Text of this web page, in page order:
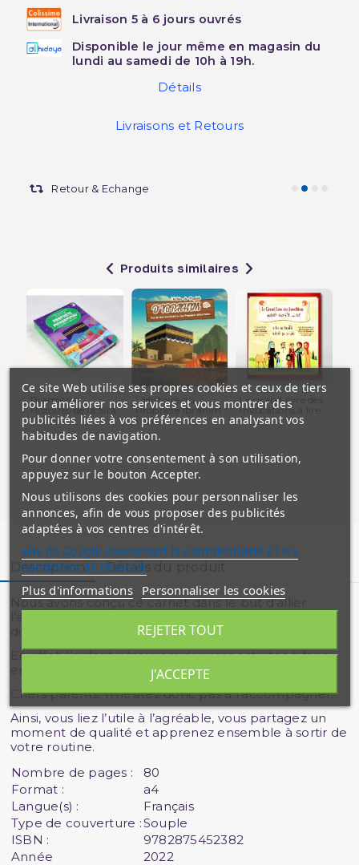
Livraison 5 à 6 jours ouvrés
Disponible le jour même en magasin du
lundi au samedi de 10h à 19h.
Détails
Livraisons et Retours
Retour & Echange
Produits similaires
Premières
Histoires de la Sîra
Du...
L'Histoire du
Prophète Ibrahim
- Ibn...
Le grand livre des
invocations à lire...
Description Détails du produit
Nous avons conçu ce carnet dans le but d’allier
diversifier vos week-ends !
En effet, l’enfant y trouvera diverses activités à faire
en compagnie d’Oummi et Abi.
Chers parents, n’hésitez donc pas à l’accompagner.
Ainsi, vous liez l’utile à l’agréable, vous partagez un
moment de qualité et apprenez ensemble à sortir de
votre routine.
Nombre de pages :
80
Format :
a4
Langue(s) :
Français
Type de couverture :Souple
ISBN :
9782875452382
Année
2022
Ce site Web utilise ses propres cookies et ceux de tiers
pour améliorer nos services et vous montrer des
publicités liées à vos préférences en analysant vos
habitudes de navigation.
Pour donner votre consentement à son utilisation,
appuyez sur le bouton Accepter.
Nous utilisons des cookies pour personnaliser les
annonces, afin de vous proposer des publicités
adaptées à vos centres d'intérêt.
site de Google concernant la confidentialité et les
conditions d'utilisation
Plus d'informations Personnaliser les cookies
REJETER TOUT
J'ACCEPTE